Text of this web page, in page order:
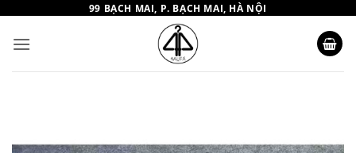
nội
dung
99 BẠCH MAI, P. BẠCH MAI, HÀ NỘI